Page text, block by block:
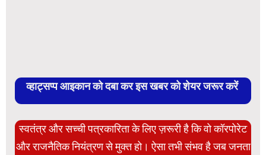
व्हाट्सप्प आइकान को दबा कर इस खबर को शेयर जरूर करें
स्वतंत्र और सच्ची पत्रकारिता के लिए ज़रूरी है कि वो कॉरपोरेट
और राजनैतिक नियंत्रण से मुक्त हो। ऐसा तभी संभव है जब जनता